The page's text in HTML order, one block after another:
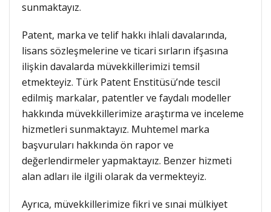
sunmaktayız.
Patent, marka ve telif hakkı ihlali davalarında,
lisans sözleşmelerine ve ticari sırların ifşasına
ilişkin davalarda müvekkillerimizi temsil
etmekteyiz. Türk Patent Enstitüsü’nde tescil
edilmiş markalar, patentler ve faydalı modeller
hakkında müvekkillerimize araştırma ve inceleme
hizmetleri sunmaktayız. Muhtemel marka
başvuruları hakkında ön rapor ve
değerlendirmeler yapmaktayız. Benzer hizmeti
alan adları ile ilgili olarak da vermekteyiz.
Ayrıca, müvekkillerimize fikri ve sınai mülkiyet